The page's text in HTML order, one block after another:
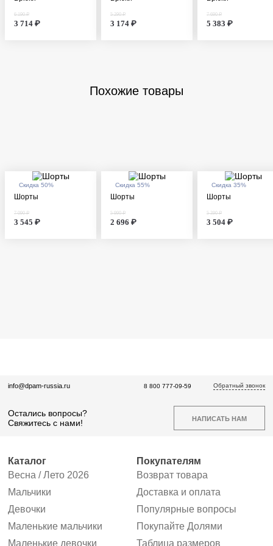
6 190 ₽
3 714 ₽
5 290 ₽
3 174 ₽
7 690 ₽
5 383 ₽
Похожие товары
Скидка 50%
Шорты
7 090 ₽
3 545 ₽
Скидка 55%
Шорты
5 990 ₽
2 696 ₽
Скидка 35%
Шорты
5 390 ₽
3 504 ₽
info@dpam-russia.ru
Остались вопросы?
Свяжитесь с нами!
НАПИСАТЬ НАМ
8 800 777-09-59 Обратный звонок
Каталог
Весна / Лето 2026
Мальчики
Девочки
Маленькие мальчики
Маленькие девочки
Покупателям
Возврат товара
Доставка и оплата
Популярные вопросы
Покупайте Долями
Таблица размеров